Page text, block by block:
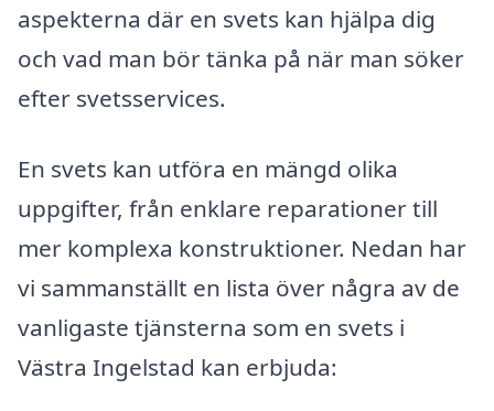
aspekterna där en svets kan hjälpa dig
och vad man bör tänka på när man söker
efter svetsservices.
En svets kan utföra en mängd olika
uppgifter, från enklare reparationer till
mer komplexa konstruktioner. Nedan har
vi sammanställt en lista över några av de
vanligaste tjänsterna som en svets i
Västra Ingelstad kan erbjuda: